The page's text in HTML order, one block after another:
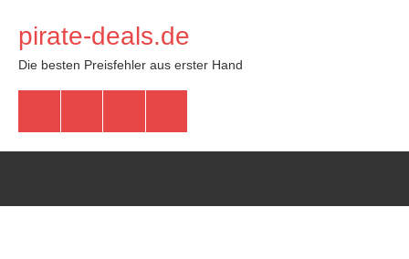
Inhalt
springen
pirate-deals.de
Die besten Preisfehler aus erster Hand